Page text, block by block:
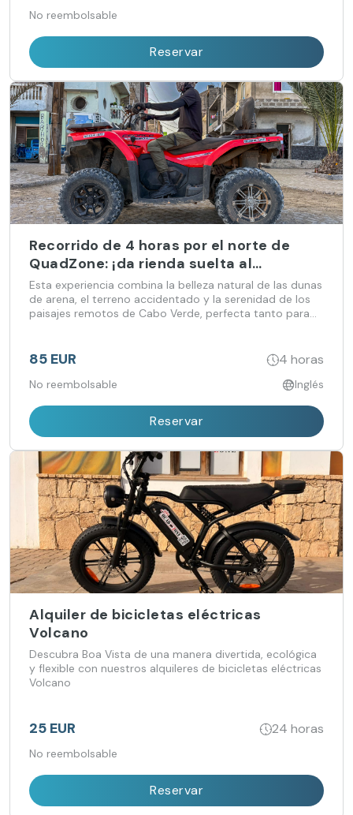
No reembolsable
Reservar
Recorrido de 4 horas por el norte de
QuadZone: ¡da rienda suelta al
aventurero que llevas dentro a través
del desierto y la costa!
Esta experiencia combina la belleza natural de las dunas
de arena, el terreno accidentado y la serenidad de los
paisajes remotos de Cabo Verde, perfecta tanto para
85 EUR 4 horas
No reembolsable Inglés
Reservar
Alquiler de bicicletas eléctricas
Volcano
Descubra Boa Vista de una manera divertida, ecológica
y flexible con nuestros alquileres de bicicletas eléctricas
Volcano
25 EUR 24 horas
No reembolsable
Reservar